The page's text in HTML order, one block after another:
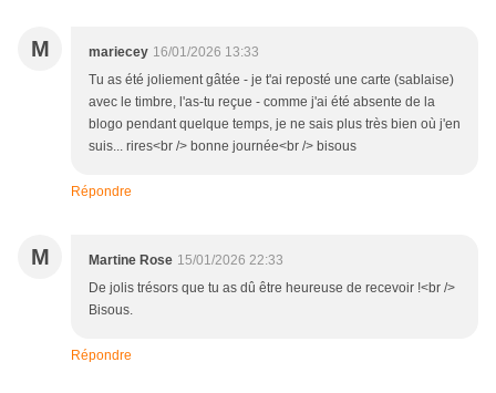
M mariecey 16/01/2026 13:33
Tu as été joliement gâtée - je t'ai reposté une carte (sablaise)
avec le timbre, l'as-tu reçue - comme j'ai été absente de la
blogo pendant quelque temps, je ne sais plus très bien où j'en
suis... rires<br /> bonne journée<br /> bisous
Répondre
M Martine Rose 15/01/2026 22:33
De jolis trésors que tu as dû être heureuse de recevoir !<br />
Bisous.
Répondre